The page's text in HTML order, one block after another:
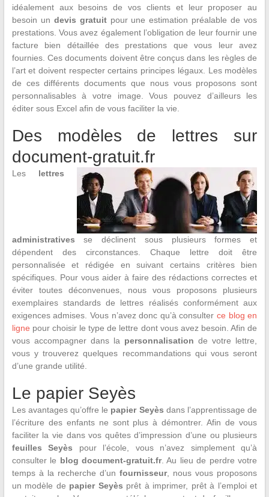
idéalement aux besoins de vos clients et leur proposer au
besoin un devis gratuitpour une estimation préalable de vos
prestations. Vous avez également l’obligation de leur fournir une
facture bien détaillée des prestations que vous leur avez
fournies. Ces documents doivent être conçus dans les règles de
l’art et doivent respecter certains principes légaux. Les modèles
de ces différents documents que nous vous proposons sont
personnalisables à votre image. Vous pouvez d’ailleurs les
éditer sous Excel afin de vous faciliter la vie.
Des modèles de lettres sur
document-gratuit.fr
Les lettres
administratives se déclinent sous plusieurs formes et
dépendent des circonstances. Chaque lettre doit être
personnalisée et rédigée en suivant certains critères bien
spécifiques. Pour vous aider à faire des rédactions correctes et
éviter toutes déconvenues, nous vous proposons plusieurs
exemplaires standards de lettres réalisés conformément aux
exigences admises. Vous n’avez donc qu’à consulterce blog en
ligne pour choisir le type de lettre dont vous avez besoin. Afin de
vous accompagner dans la personnalisation de votre lettre,
vous y trouverez quelques recommandations qui vous seront
d’une grande utilité.
Le papier Seyès
Les avantages qu’offre le papier Seyès dans l’apprentissage de
l’écriture des enfants ne sont plus à démontrer. Afin de vous
faciliter la vie dans vos quêtes d’impression d’une ou plusieurs
feuilles Seyès pour l’école, vous n’avez simplement qu’à
consulter le blog document-gratuit.fr. Au lieu de perdre votre
temps à la recherche d’unfournisseur, nous vous proposons
un modèle de papier Seyès prêt à imprimer, prêt à l’emploi et